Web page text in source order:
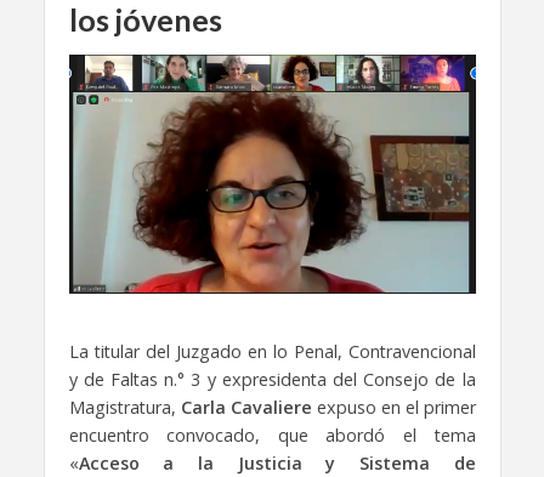
los jóvenes
La titular del Juzgado en lo Penal, Contravencional
y de Faltas n.° 3 y expresidenta del Consejo de la
Magistratura, Carla Cavaliere expuso en el primer
encuentro convocado, que abordó el tema
«Acceso a la Justicia y Sistema de